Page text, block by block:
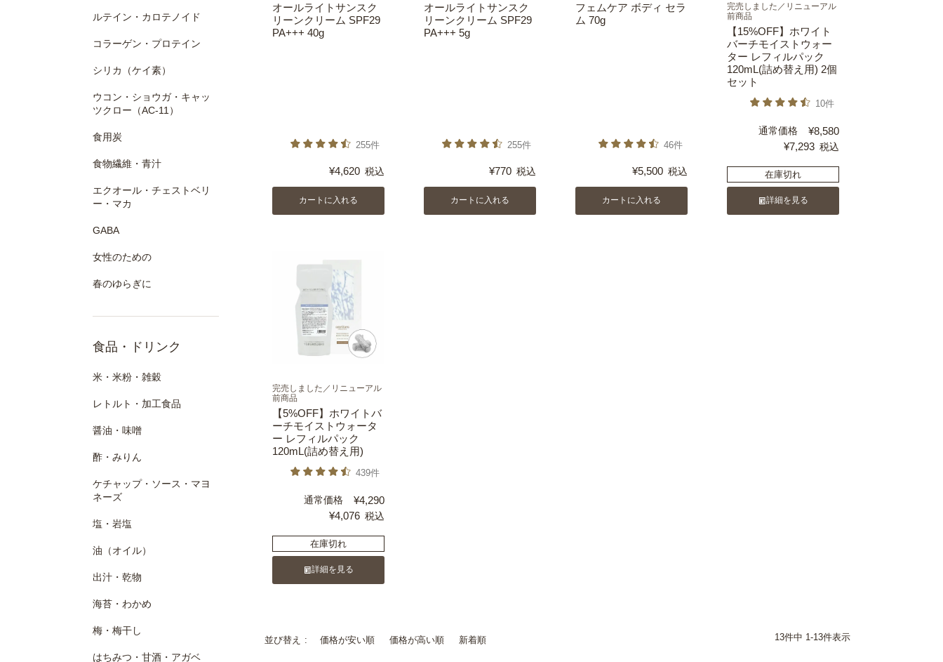
ルテイン・カロテノイド
コラーゲン・プロテイン
シリカ（ケイ素）
ウコン・ショウガ・キャッ
ツクロー（AC-11）
食用炭
食物繊維・青汁
エクオール・チェストベリ
ー・マカ
GABA
女性のための
春のゆらぎに
食品・ドリンク
米・米粉・雑穀
レトルト・加工食品
醤油・味噌
酢・みりん
ケチャップ・ソース・マヨ
ネーズ
塩・岩塩
油（オイル）
出汁・乾物
海苔・わかめ
梅・梅干し
はちみつ・甘酒・アガベ
オールライトサンスク
リーンクリーム SPF29
PA+++ 40g
255件
¥4,620 税込
カートに入れる
オールライトサンスク
リーンクリーム SPF29
PA+++ 5g
255件
¥770 税込
カートに入れる
フェムケア ボディ セラ
ム 70g
46件
¥5,500 税込
カートに入れる
完売しました／リニューアル
前商品
【15%OFF】ホワイト
バーチモイストウォー
ター レフィルパック
120mL(詰め替え用) 2個
セット
10件
通常価格 ¥8,580
¥7,293 税込
在庫切れ
詳細を見る
完売しました／リニューアル
前商品
【5%OFF】ホワイトバ
ーチモイストウォータ
ー レフィルパック
120mL(詰め替え用)
439件
通常価格 ¥4,290
¥4,076 税込
在庫切れ
詳細を見る
並び替え 価格が安い順 価格が高い順 新着順 13件中 1-13件表示